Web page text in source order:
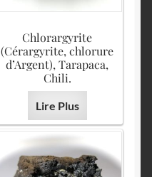
Chlorargyrite
(Cérargyrite, chlorure
d’Argent), Tarapaca,
Chili.
Lire Plus